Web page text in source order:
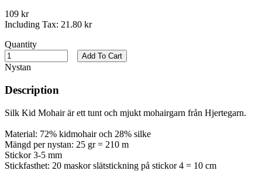
109 kr
Including Tax: 21.80 kr
Quantity
Nystan
Add To Cart
Description
Silk Kid Mohair är ett tunt och mjukt mohairgarn från Hjertegarn.
Material: 72% kidmohair och 28% silke
Mängd per nystan: 25 gr = 210 m
Stickor 3-5 mm
Stickfasthet: 20 maskor slätstickning på stickor 4 = 10 cm